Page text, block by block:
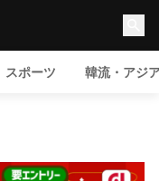
スポーツ 韓流・アジ